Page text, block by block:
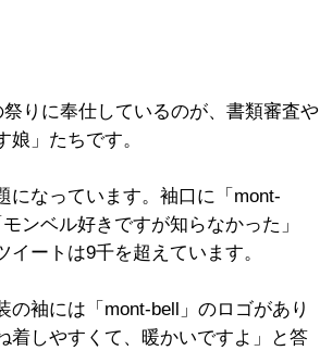
りに奉仕しているのが、書類審査や
」たちです。
なっています。袖口に「mont-
ンベル好きですが知らなかった」
イートは9千を超えています。
袖には「mont-bell」のロゴがあり
着しやすくて、暖かいですよ」と答